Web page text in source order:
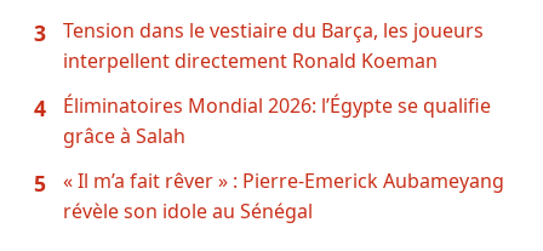
3
Tension dans le vestiaire du Barça, les joueurs
interpellent directement Ronald Koeman
4
Éliminatoires Mondial 2026: l’Égypte se qualifie
grâce à Salah
5
« Il m’a fait rêver » : Pierre-Emerick Aubameyang
révèle son idole au Sénégal